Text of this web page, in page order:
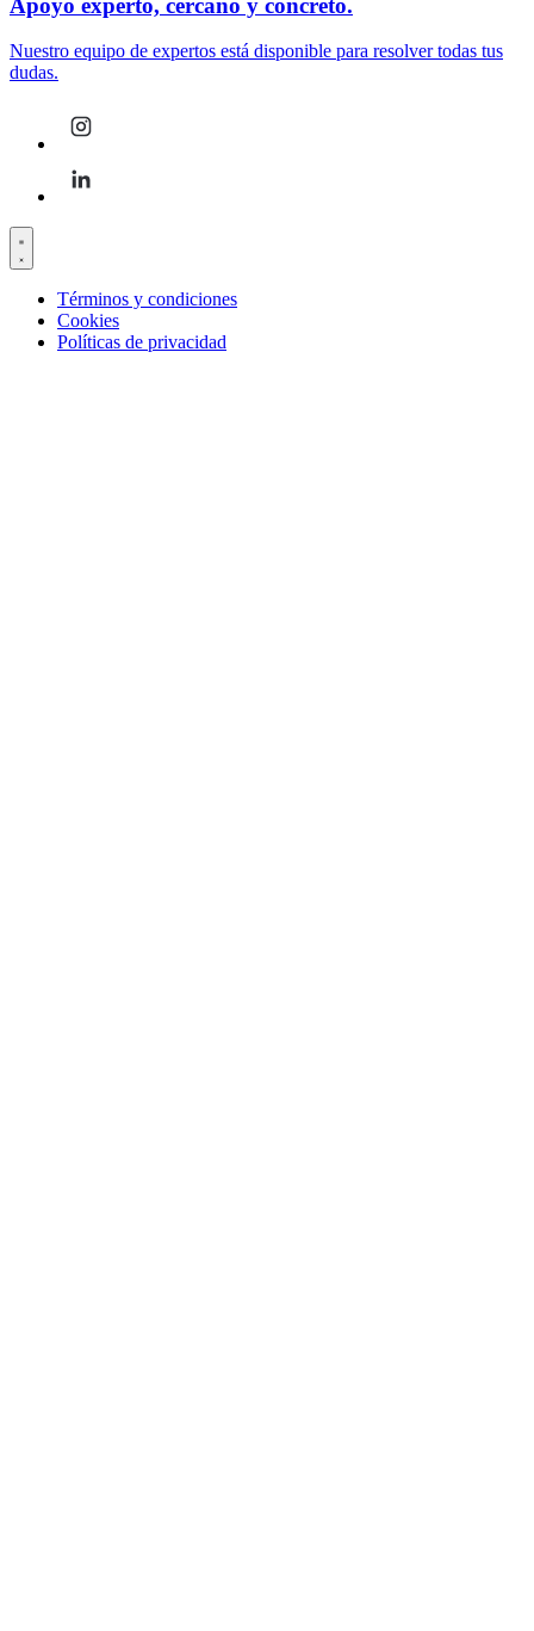
Nuestro equipo de expertos está disponible para resolver todas tus
dudas.
Términos y condiciones
Cookies
Políticas de privacidad